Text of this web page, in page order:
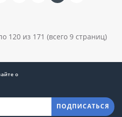
120 из 171 (всего 9 страниц)
о
ПОДПИСАТЬСЯ